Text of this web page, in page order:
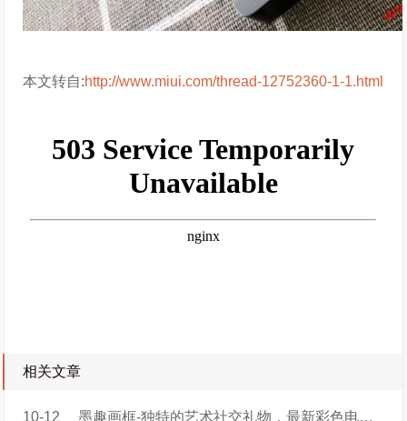
本文转自:http://www.miui.com/thread-12752360-1-1.html
相关文章
10-12 墨趣画框-独特的艺术社交礼物，最新彩色电子纸智能画框